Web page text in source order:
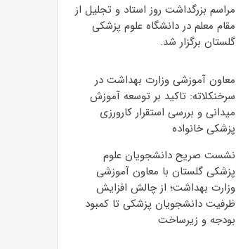
مراسم بزرگداشت روز استاد و تجلیل از
مقام معلم در دانشگاه علوم پزشکی
گلستان برگزار شد.‌
معاون آموزشی وزارت بهداشت در
سرخنکلاته: تاکید بر توسعه آموزش
میدانی و بررسی استقرار کارورزی
پزشکی ‌خانواده
نشست صریح دانشجویان علوم
پزشکی گلستان با معاون آموزشی
وزارت بهداشت؛ از چالش افزایش
ظرفیت دانشجویان ‌پزشکی تا کمبود
بودجه و زیرساخت